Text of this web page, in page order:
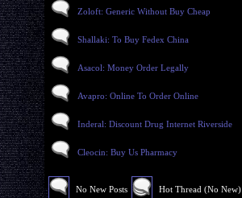
Zoloft: Generic Without Buy Cheap
Shallaki: To Buy Fedex China
Asacol: Money Order Legally
Avapro: Online To Order Online
Inderal: Discount Drug Internet Riverside
Cleocin: Buy Us Pharmacy
No New Posts Hot Thread (No New)